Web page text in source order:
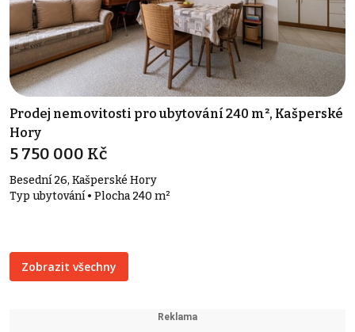
Prodej nemovitosti pro ubytování 240 m², Kašperské
Hory
5 750 000 Kč
Besední 26, Kašperské Hory
Typ ubytování • Plocha 240 m²
Zobrazit všechny